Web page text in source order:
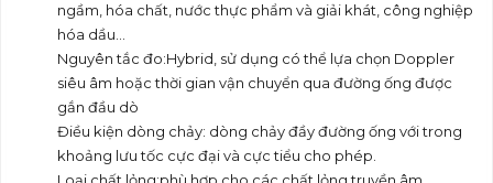
ngầm, hóa chất, nước thực phẩm và giải khát, công nghiệp
hóa dầu...
Nguyên tắc đo:Hybrid, sử dụng có thể lựa chọn Doppler
siêu âm hoặc thời gian vận chuyển qua đường ống được
gắn đầu dò
Điều kiện dòng chảy: dòng chảy đầy đường ống với trong
khoảng lưu tốc cực đại và cực tiểu cho phép.